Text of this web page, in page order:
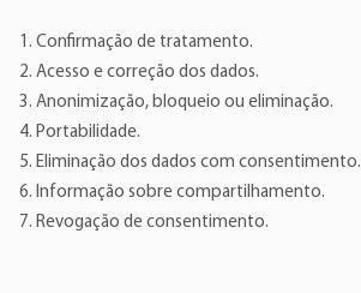
Confirmação de tratamento.
Acesso e correção dos dados.
Anonimização, bloqueio ou eliminação.
Portabilidade.
Eliminação dos dados com consentimento.
Informação sobre compartilhamento.
Revogação de consentimento.